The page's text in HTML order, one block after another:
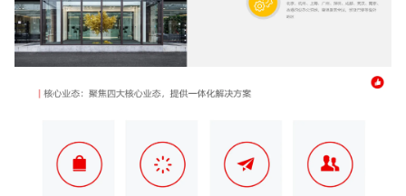
私域课程
商家社区 社群交流